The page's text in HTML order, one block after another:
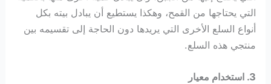
التي يحتاجها من القمح، وهكذا يستطيع أن يبادل بيته بكل
أنواع السلع الأخرى التي يريدها دون الحاجة إلى تقسيمه بين
منتجي هذه السلع.
3. استخدام معيار